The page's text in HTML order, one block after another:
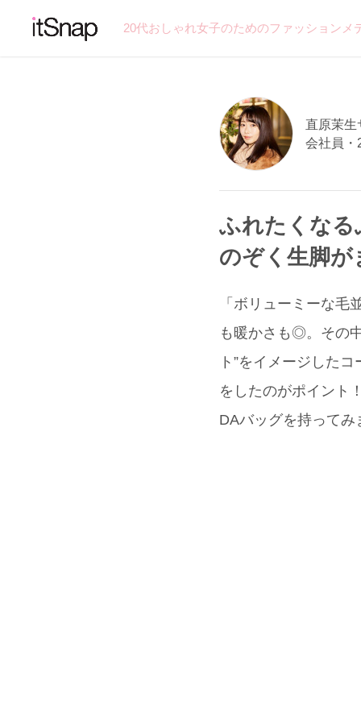
20代おしゃれ女子のためのファッション
直原茉生
会社員・
ふれたくな
のぞく生脚
「ボリューミーな
も暖かさも◎。その
ト”をイメージした
をしたのがポイント
DAバッグを持って